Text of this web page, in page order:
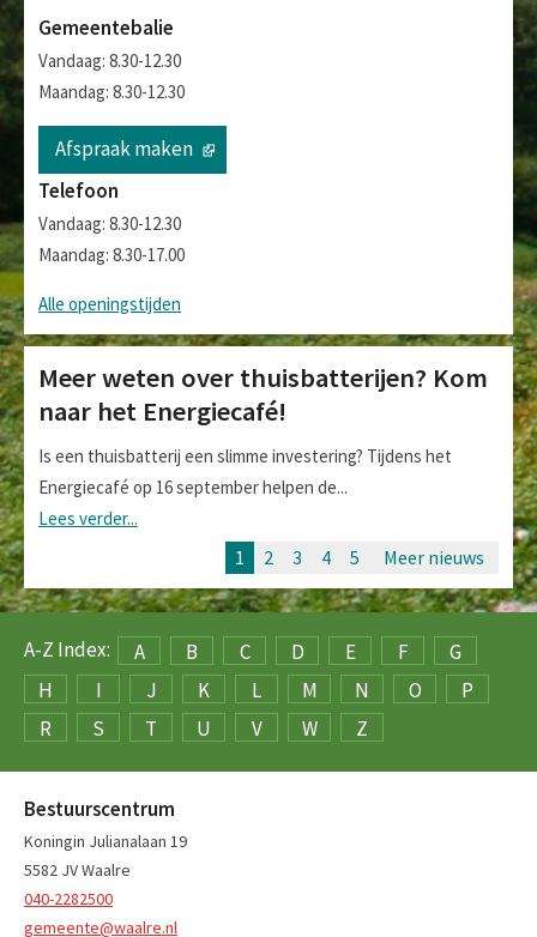
Gemeentebalie
Vandaag: 8.30-12.30
Maandag: 8.30-12.30
Afspraak maken
Telefoon
Vandaag: 8.30-12.30
Maandag: 8.30-17.00
Alle openingstijden
Meer weten over thuisbatterijen? Kom
naar het Energiecafé!
Is een thuisbatterij een slimme investering? Tijdens het
Energiecafé op 16 september helpen de...
Lees verder...
1 2 3 4 5 Meer nieuws
A-Z Index: A B C D E F
G
H
I J K L M N O
P
R
S T U V W Z
Bestuurscentrum
Koningin Julianalaan 19
5582 JV Waalre
040-2282500
gemeente@waalre.nl